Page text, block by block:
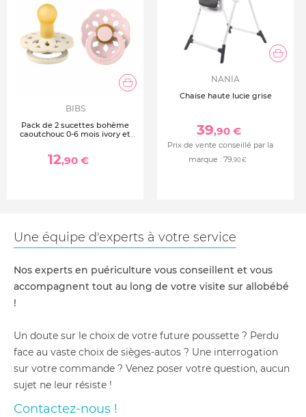
BIBS
Pack de 2 sucettes bohème
caoutchouc 0-6 mois ivory et
12,90 €
NANIA
Chaise haute lucie grise
39,90 €
Prix de vente conseillé par la
marque : 79,90 €
Une équipe d'experts à votre service
Nos experts en puériculture vous conseillent et vous
accompagnent tout au long de votre visite sur allobébé
!
Un doute sur le choix de votre future poussette ? Perdu
face au vaste choix de sièges-autos ? Une interrogation
sur votre commande ? Venez poser votre question, aucun
sujet ne leur résiste !
Contactez-nous !